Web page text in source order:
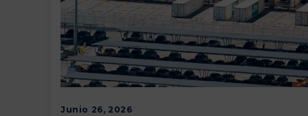
Junio 26, 2026